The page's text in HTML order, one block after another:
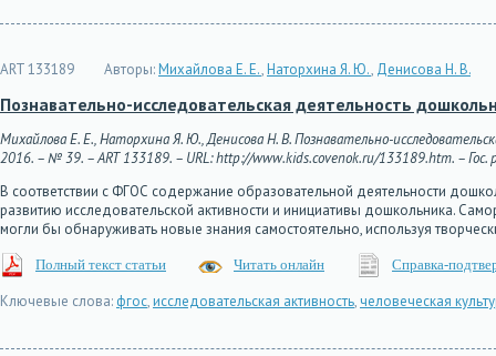
ART 133189 Авторы:Михайлова Е. Е.,Наторхина Я. Ю., Денисова Н. В.
Познавательно-исследовательская деятельность
Михайлова Е. Е., Наторхина Я. Ю., Денисова Н. В. Познавательно-
2016. – № 39. – ART 133189. – URL: http://www.kids.covenok.ru/133189.htm. –
В соответствии с ФГОС содержание образовательной деятельности
развитию исследовательской активности и инициативы дошкольника.
могли бы обнаруживать новые знания самостоятельно, используя
Полный текст статьи Читать онлайн Справка-
Ключевые слова: фгос,исследовательская активность,человеческая